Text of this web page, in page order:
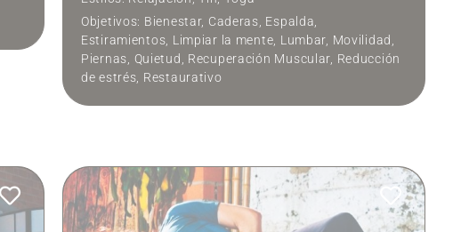
Objetivos: Bienestar, Caderas, Espalda,
Estiramientos, Limpiar la mente, Lumbar, Movilidad,
Piernas, Quietud, Recuperación Muscular, Reducción
de estrés, Restaurativo